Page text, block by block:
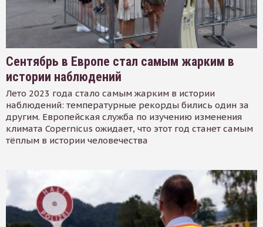
Сентябрь в Европе стал самым жарким в
истории наблюдений
Лето 2023 года стало самым жарким в истории
наблюдений: температурные рекорды бились один за
другим. Европейская служба по изучению изменения
климата Copernicus ожидает, что этот год станет самым
тёплым в истории человечества